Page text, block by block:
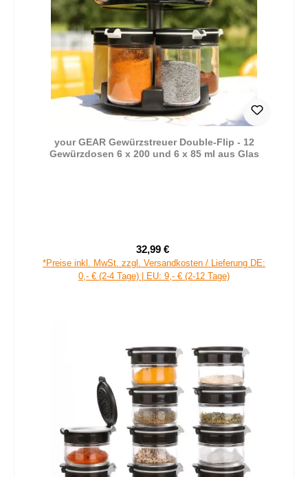
your GEAR Gewürzstreuer Double-Flip - 12
Gewürzdosen 6 x 200 und 6 x 85 ml aus Glas
Verkaufspreis:
32,99 €
*Preise inkl. MwSt. zzgl. Versandkosten / Lieferung DE:
0,- € (2-4 Tage) | EU: 9,- € (2-12 Tage)